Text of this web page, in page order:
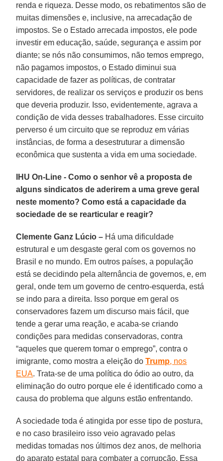
renda e riqueza. Desse modo, os rebatimentos são de
muitas dimensões e, inclusive, na arrecadação de
impostos. Se o Estado arrecada impostos, ele pode
investir em educação, saúde, segurança e assim por
diante; se nós não consumimos, não temos emprego,
não pagamos impostos, o Estado diminui sua
capacidade de fazer as políticas, de contratar
servidores, de realizar os serviços e produzir os bens
que deveria produzir. Isso, evidentemente, agrava a
condição de vida desses trabalhadores. Esse circuito
perverso é um circuito que se reproduz em várias
instâncias, de forma a desestruturar a dimensão
econômica que sustenta a vida em uma sociedade.
IHU On-Line - Como o senhor vê a proposta de
alguns sindicatos de aderirem a uma greve geral
neste momento? Como está a capacidade da
sociedade de se rearticular e reagir?
Clemente Ganz Lúcio – Há uma dificuldade
estrutural e um desgaste geral com os governos no
Brasil e no mundo. Em outros países, a população
está se decidindo pela alternância de governos, e, em
geral, onde tem um governo de centro-esquerda, está
se indo para a direita. Isso porque em geral os
conservadores fazem um discurso mais fácil, que
tende a gerar uma reação, e acaba-se criando
condições para medidas conservadoras, contra
“aqueles que querem tomar o emprego”, contra o
imigrante, como mostra a eleição doTrump, nos
EUA. Trata-se de uma política do ódio ao outro, da
eliminação do outro porque ele é identificado como a
causa do problema que alguns estão enfrentando.
A sociedade toda é atingida por esse tipo de postura,
e no caso brasileiro isso veio agravado pelas
medidas tomadas nos últimos dez anos, de melhoria
do aparato estatal para combater a corrupção. Essa